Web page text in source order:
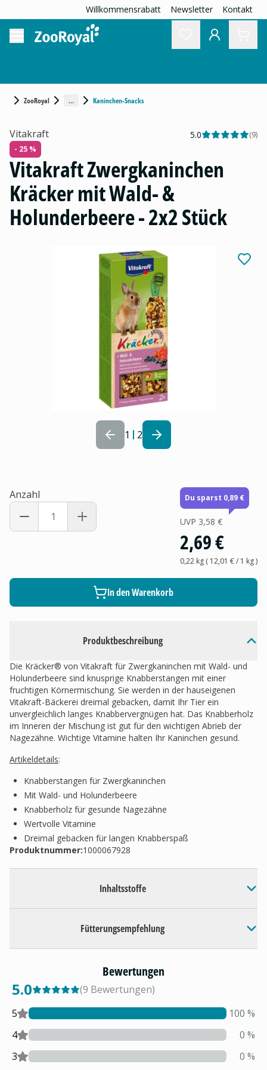
Willkommensrabatt Newsletter Kontakt
ZooRoyal ... Kaninchen-Snacks
1 2
Produktbeschreibung
Die Kräcker® von Vitakraft für Zwergkaninchen mit Wald- und
Holunderbeere sind knusprige Knabberstangen mit einer
fruchtigen Körnermischung. Sie werden in der hauseigenen
Vitakraft-Bäckerei dreimal gebacken, damit Ihr Tier ein
unvergleichlich langes Knabbervergnügen hat. Das Knabberholz
im Inneren der Mischung ist gut für den wichtigen Abrieb der
Nagezähne. Wichtige Vitamine halten Ihr Kaninchen gesund.
Artikeldetails:
Knabberstangen für Zwergkaninchen
Mit Wald- und Holunderbeere
Knabberholz für gesunde Nagezähne
Wertvolle Vitamine
Dreimal gebacken für langen Knabberspaß
Produktnummer:1000067928
Inhaltsstoffe
Fütterungsempfehlung
Vitakraft 5.0 (9)
- 25 %
Vitakraft Zwergkaninchen
Kräcker mit Wald- &
Holunderbeere - 2x2 Stück
Anzahl Du sparst 0,89 €
UVP 3,58 €
2,69 €
0,22 kg( 12,01 €/ 1 kg)
In den Warenkorb
Bewertungen
5.0 (9 Bewertungen)
5
100 %
4
0 %
3
0 %